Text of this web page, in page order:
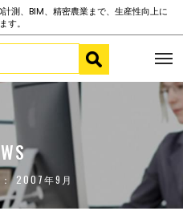
測、BIM、精密農業まで、生産性向上に
す。
2007年9月